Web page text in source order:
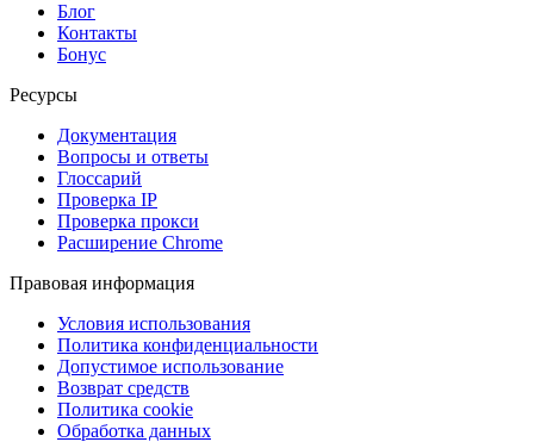
Блог
Контакты
Бонус
Ресурсы
Документация
Вопросы и ответы
Глоссарий
Проверка IP
Проверка прокси
Расширение Chrome
Правовая информация
Условия использования
Политика конфиденциальности
Допустимое использование
Возврат средств
Политика cookie
Обработка данных